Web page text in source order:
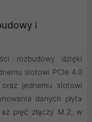
i
rozbudowy dzięki
slotowi PCIe 4.0
jednemu slotowi
danych płyta
pięć złączy M.2, w